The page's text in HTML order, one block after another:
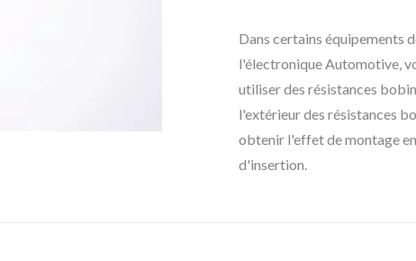
Dans certains équipements
l'électronique Automotive,
utiliser des résistances
l'extérieur des résistances
obtenir l'effet de montage
d'insertion.